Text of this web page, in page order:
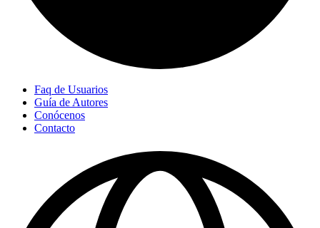
Faq de Usuarios
Guía de Autores
Conócenos
Contacto